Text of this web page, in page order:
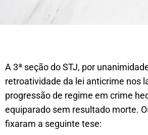
A 3ª seção do STJ, por
retroatividade da lei anticrime nos
progressão de regime em crime
equiparado sem resultado morte.
fixaram a seguinte tese: